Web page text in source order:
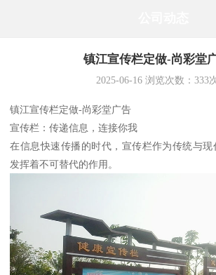
镇江宣传栏定做-尚彩堂
2025-06-16浏览次数： 333
镇江宣传栏定做-尚彩堂广告
宣传栏：传递信息，连接你我
在信息快速传播的时代，宣传栏作为传统与
发挥着不可替代的作用。